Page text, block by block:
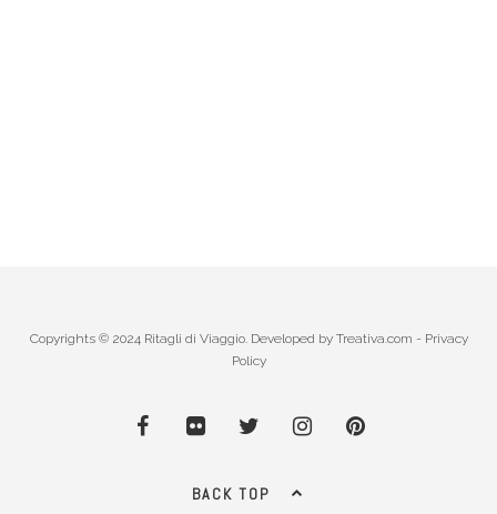
Copyrights © 2024 Ritagli di Viaggio. Developed by Treativa.com - Privacy
Policy
BACK TOP